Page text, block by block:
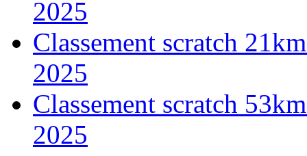
2025
Classement scratch
2025
Classement scratch
2025